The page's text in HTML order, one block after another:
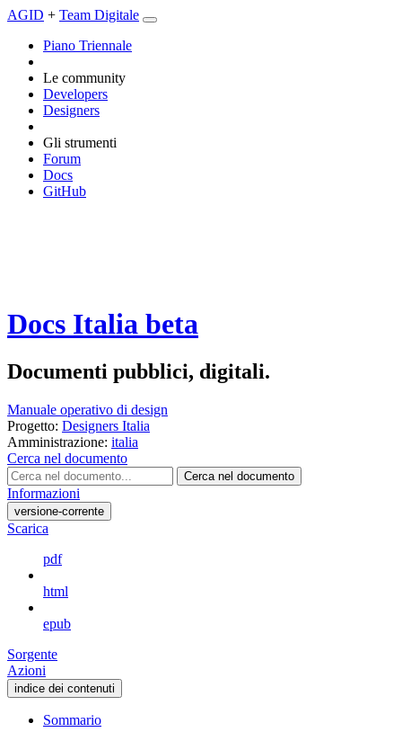
AGID + Team Digitale
Piano Triennale
Le community
Developers
Designers
Gli strumenti
Forum
Docs
GitHub
Docs Italia beta
Documenti pubblici, digitali.
Manuale operativo di design
Progetto: Designers Italia
Amministrazione: italia
Cerca nel documento
Cerca nel documento
Informazioni
versione-corrente
Scarica
pdf
html
epub
Sorgente
Azioni
indice dei contenuti
Sommario